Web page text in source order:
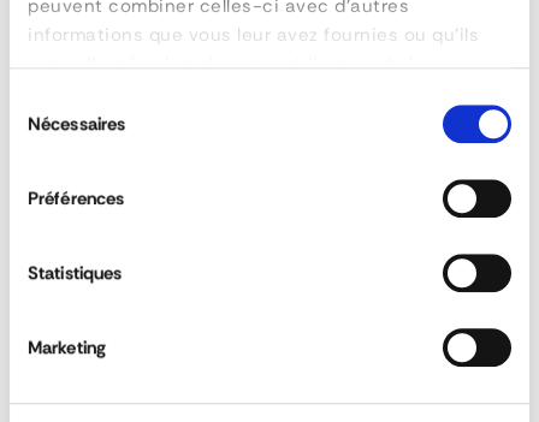
peuvent combiner celles-ci avec d'autres
informations que vous leur avez fournies ou qu'ils
duNécessaires
Préférences
Statistiques
Marketing
ASK FOR A QUOTE
Chassis Gusset - Long Version
Are the body clamp and body mounting